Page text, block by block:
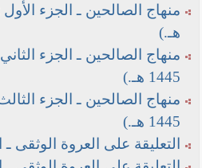
هـ.)
منهاج الصالحين ـ الجزء
1445 هـ.)
منهاج الصالحين ـ الجزء
1445 هـ.)
التعليقة على العروة الوثقى ـ